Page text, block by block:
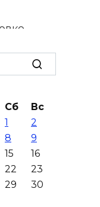
для
Сб
Вс
1
2
8
9
15
16
22
23
29
30